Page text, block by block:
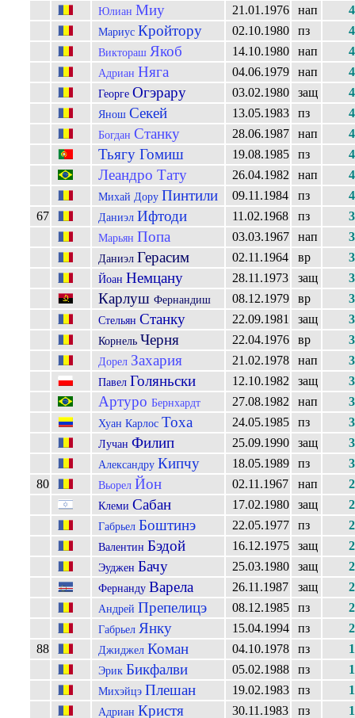
Юлиан Миу 21.01.1976 нап 4
Мариус Кройтору 02.10.1980 пз 4
Виктораш Якоб 14.10.1980 нап 4
Адриан Няга 04.06.1979 нап 4
Георге Огэрару 03.02.1980 защ 4
Янош Секей 13.05.1983 пз 4
Богдан Станку 28.06.1987 нап 4
Тьягу Гомиш 19.08.1985 пз 4
Леандро Тату 26.04.1982 нап 4
Михай Дору Пинтили 09.11.1984 пз
4
67
Даниэл Ифтоди 11.02.1968 пз 3
Марьян Попа 03.03.1967 нап 3
Даниэл Герасим 02.11.1964 вр 3
Йоан Немцану 28.11.1973 защ 3
Карлуш Фернандиш 08.12.1979 вр 3
Стельян Станку 22.09.1981 защ 3
Корнель Черня 22.04.1976 вр 3
Дорел Захария 21.02.1978 нап 3
Павел Голяньски 12.10.1982 защ 3
Артуро Бернхардт 27.08.1982 нап 3
Хуан Карлос Тоха 24.05.1985 пз 3
Лучан Филип 25.09.1990 защ 3
Александру Кипчу 18.05.1989 пз
3
80
Вьорел Йон 02.11.1967 нап 2
Клеми Сабан 17.02.1980 защ 2
Габрьел Боштинэ 22.05.1977 пз 2
Валентин Бэдой 16.12.1975 защ 2
Эуджен Бачу 25.03.1980 защ 2
Фернанду Варела 26.11.1987 защ 2
Андрей Препелицэ 08.12.1985 пз 2
Габрьел Янку 15.04.1994 пз
2
88
Джиджел Коман 04.10.1978 пз 1
Эрик Бикфалви 05.02.1988 пз 1
Михэйцэ Плешан 19.02.1983 пз 1
Адриан Кристя 30.11.1983 пз 1